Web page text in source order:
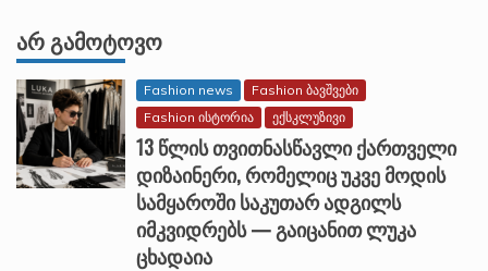
ᲐᲠ ᲒᲐᲛᲝᲢᲝᲕᲝ
Fashion news
Fashion ბავშვები
Fashion ისტორია
ექსკლუზივი
13 წლის თვითნასწავლი ქართველი
დიზაინერი, რომელიც უკვე მოდის
სამყაროში საკუთარ ადგილს
იმკვიდრებს — გაიცანით ლუკა
ცხადაია